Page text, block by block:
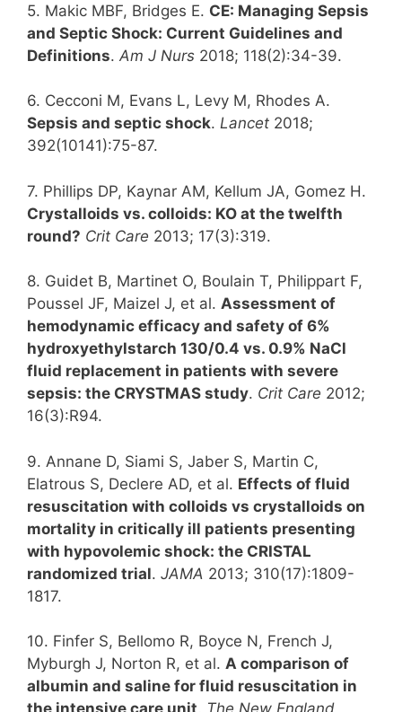
5. Makic MBF, Bridges E. CE: Managing Sepsis
and Septic Shock: Current Guidelines and
Definitions. Am J Nurs 2018; 118(2):34-39.
6. Cecconi M, Evans L, Levy M, Rhodes A.
Sepsis and septic shock. Lancet 2018;
392(10141):75-87.
7. Phillips DP, Kaynar AM, Kellum JA, Gomez H.
Crystalloids vs. colloids: KO at the twelfth
round? Crit Care 2013; 17(3):319.
8. Guidet B, Martinet O, Boulain T, Philippart F,
Poussel JF, Maizel J, et al. Assessment of
hemodynamic efficacy and safety of 6%
hydroxyethylstarch 130/0.4 vs. 0.9% NaCl
fluid replacement in patients with severe
sepsis: the CRYSTMAS study. Crit Care 2012;
16(3):R94.
9. Annane D, Siami S, Jaber S, Martin C,
Elatrous S, Declere AD, et al. Effects of fluid
resuscitation with colloids vs crystalloids on
mortality in critically ill patients presenting
with hypovolemic shock: the CRISTAL
randomized trial. JAMA 2013; 310(17):1809-
1817.
10. Finfer S, Bellomo R, Boyce N, French J,
Myburgh J, Norton R, et al. A comparison of
albumin and saline for fluid resuscitation in
the intensive care unit. The New England